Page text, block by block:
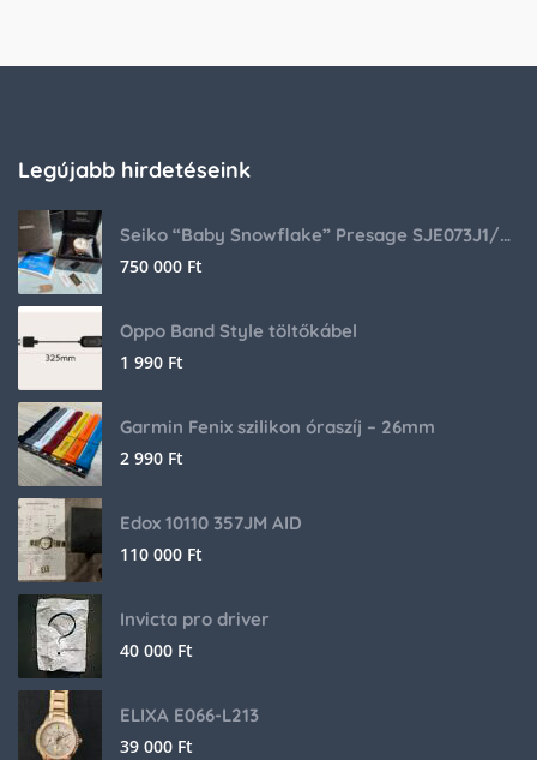
Legújabb hirdetéseink
Seiko “Baby Snowflake” Presage SJE073J1/SARA015 Limited Edition
750 000 Ft
Oppo Band Style töltőkábel
1 990 Ft
Garmin Fenix szilikon óraszíj – 26mm
2 990 Ft
Edox 10110 357JM AID
110 000 Ft
Invicta pro driver
40 000 Ft
ELIXA E066-L213
39 000 Ft